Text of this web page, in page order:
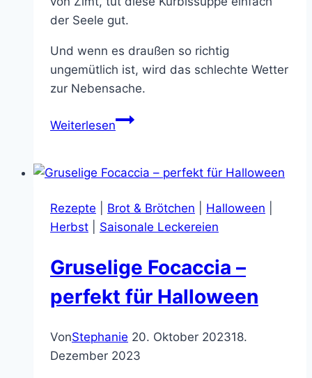
der Seele gut.
Und wenn es draußen so richtig
ungemütlich ist, wird das schlechte Wetter
zur Nebensache.
WeiterlesenKürbissuppe
Ingwer
Kokosmilch
–
lecker
Rezepte Brot & Brötchen Halloween
Herbst
Saisonale Leckereien
Gruselige Focaccia –
perfekt für Halloween
VonStephanie 20. Oktober 202318.
Dezember 2023